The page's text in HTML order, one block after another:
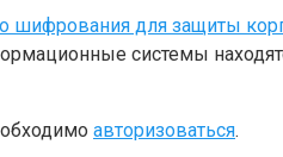
шифрования для защиты
системы
авторизоваться.